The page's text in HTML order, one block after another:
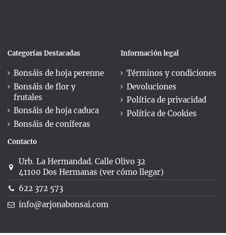
Categorías Destacadas
Bonsáis de hoja perenne
Bonsáis de flor y
frutales
Bonsáis de hoja caduca
Bonsáis de coníferas
Información legal
Términos y condiciones
Devoluciones
Política de privacidad
Política de Cookies
Contacto
Urb. La Hermandad. Calle Olivo 32
41100 Dos Hermanas (ver cómo llegar)
622 372 573
info@arjonabonsai.com